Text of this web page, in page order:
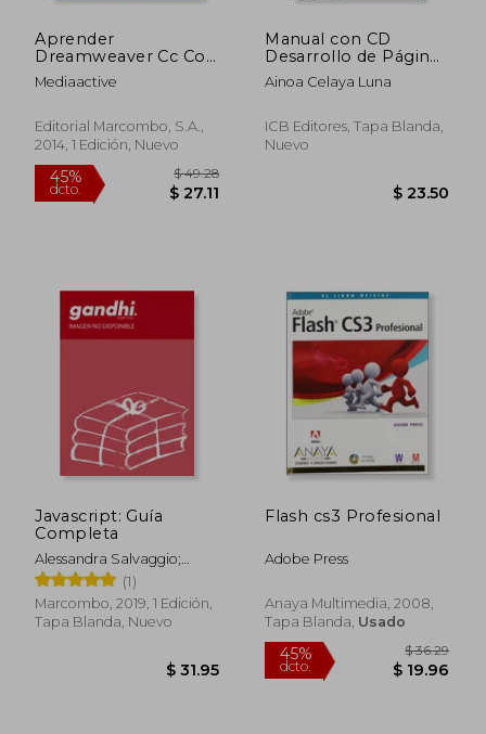
Aprender
Dreamweaver Cc Con
100 Ejercicios
Practicos
Mediaactive
Editorial Marcombo, S.A.,
2014, 1 Edición, Nuevo
Manual con CD
Desarrollo de Páginas
Web con Joomla 2.5
Ainoa Celaya Luna
ICB Editores, Tapa Blanda,
Nuevo
Javascript: Guía
Completa
Alessandra Salvaggio;
Gualtiero Testa
(1)
Marcombo, 2019, 1 Edición,
Tapa Blanda, Nuevo
Flash cs3 Profesional
Adobe Press
Anaya Multimedia, 2008,
Tapa Blanda, Usado